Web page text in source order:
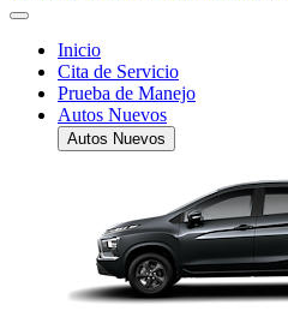
Inicio
Cita de Servicio
Prueba de Manejo
Autos Nuevos
Autos Nuevos